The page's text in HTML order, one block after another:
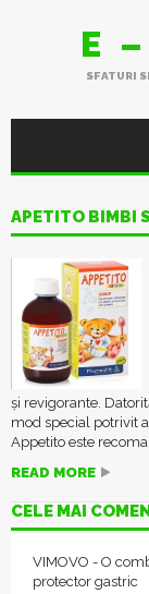
E
SFATURI
APETITO BIMBI
și revigorante.
mod special potrivit
Appetito este
READ MORE
CELE MAI
VIMOVO - O
protector gastric